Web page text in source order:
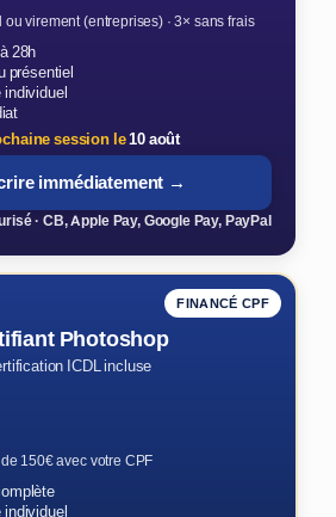
virement (entreprises) · 3× sans frais
28h
présentiel
individuel
session le10 août
immédiatement →
· CB, Apple Pay, Google Pay, PayPal
FINANCÉ CPF
Photoshop
ICDL incluse
150€ avec votre CPF
individuel